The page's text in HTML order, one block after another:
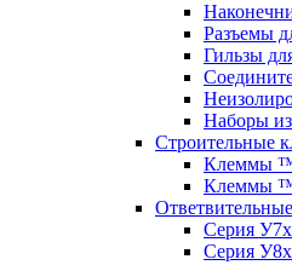
Разъемы
Гильзы
Наборы
Строительные
Клеммы
Клеммы
Серия
Серия